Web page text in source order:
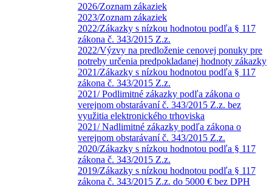
2026/Zoznam zákaziek
2023/Zoznam zákaziek
2022/Zákazky s nízkou hodnotou podľa § 117
zákona č. 343/2015 Z.z.
2022/Výzvy na predloženie cenovej ponuky pre
potreby určenia predpokladanej hodnoty zákazky
2021/Zákazky s nízkou hodnotou podľa § 117
zákona č. 343/2015 Z.z.
2021/ Podlimitné zákazky podľa zákona o
verejnom obstarávaní č. 343/2015 Z.z. bez
využitia elektronického trhoviska
2021/ Nadlimitné zákazky podľa zákona o
verejnom obstarávaní č. 343/2015 Z.z.
2020/Zákazky s nízkou hodnotou podľa § 117
zákona č. 343/2015 Z.z.
2019/Zákazky s nízkou hodnotou podľa § 117
zákona č. 343/2015 Z.z. do 5000 € bez DPH